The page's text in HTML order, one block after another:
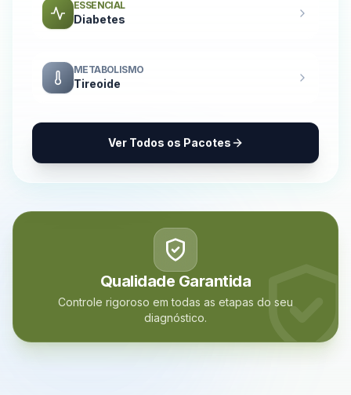
ESSENCIAL
Diabetes
METABOLISMO
Tireoide
Ver Todos os Pacotes
Qualidade Garantida
Controle rigoroso em todas as etapas do seu
diagnóstico.